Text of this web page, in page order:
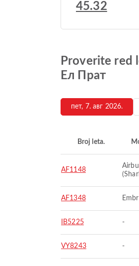
45.32
Proverite red
Ел Прат
пет, 7. авг 2026.
Broj leta.
AF1148
AF1348
IB5225 -
VY8243 -